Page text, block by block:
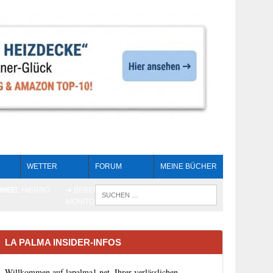
WETTER FORUM MEINE BÜCHER
LA PALMA INSIDER-INFOS